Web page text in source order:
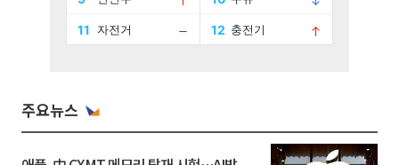
주요뉴스